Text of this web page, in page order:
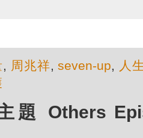
, 周兆祥,seven-up, 人
題 Others